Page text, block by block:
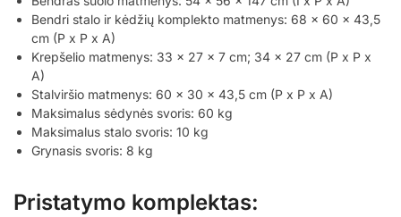
Bendri stalo ir kėdžių komplekto matmenys: 68 x 60 x 43,5
cm (P x P x A)
Krepšelio matmenys: 33 x 27 x 7 cm; 34 x 27 cm (P x P x
A)
Stalviršio matmenys: 60 x 30 x 43,5 cm (P x P x A)
Maksimalus sėdynės svoris: 60 kg
Maksimalus stalo svoris: 10 kg
Grynasis svoris: 8 kg
Pristatymo komplektas: